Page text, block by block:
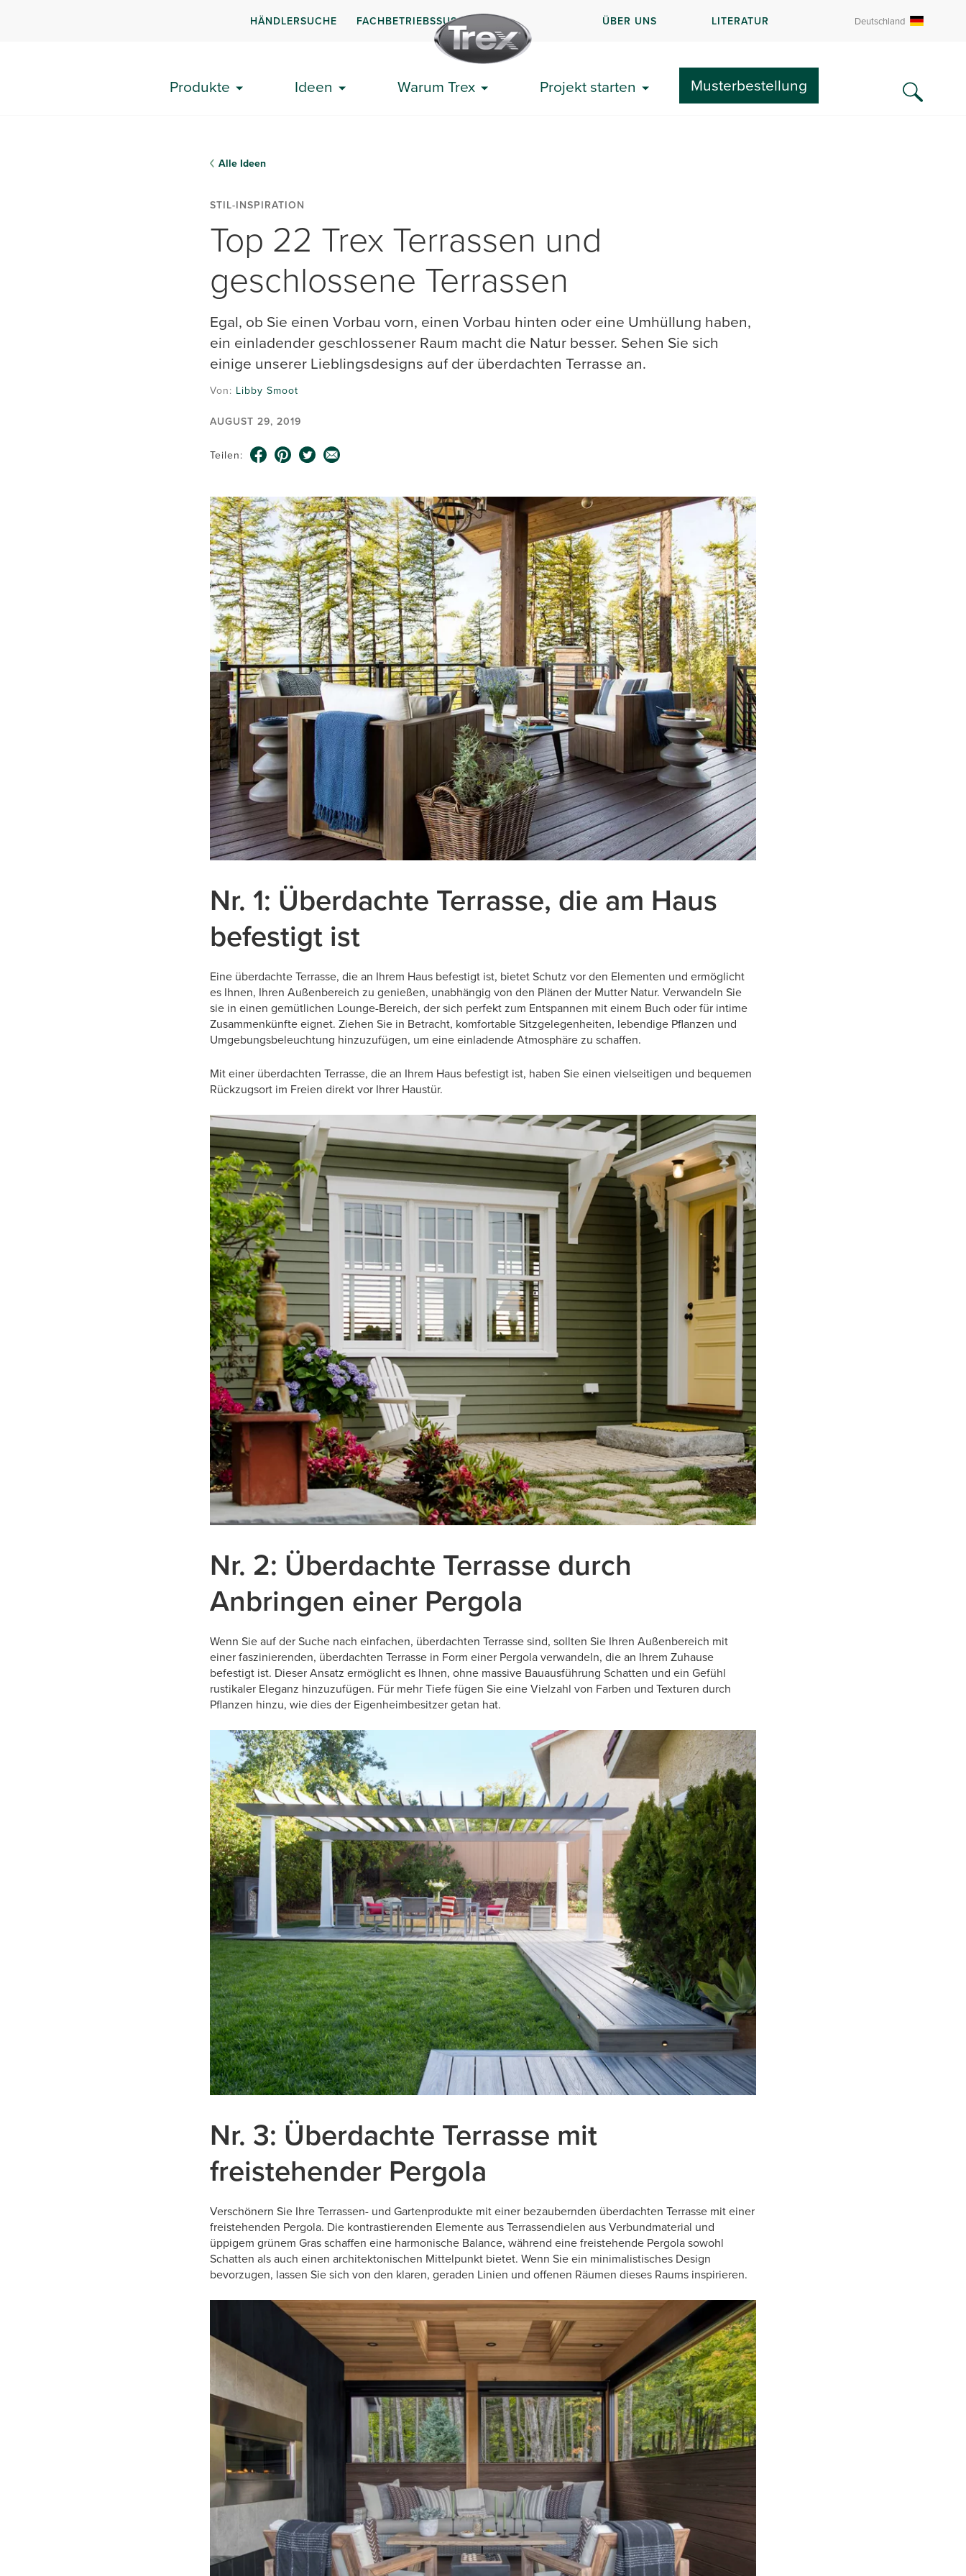
HÄNDLERSUCHE FACHBETRIEBSSUSCHE ÜBER UNS LITERATUR Deutschland
Produkte Ideen Warum Trex Projekt starten Musterbestellung
Alle Ideen
STIL-INSPIRATION
Top 22 Trex Terrassen und
geschlossene Terrassen
Egal, ob Sie einen Vorbau vorn, einen Vorbau hinten oder eine Umhüllung haben,
ein einladender geschlossener Raum macht die Natur besser. Sehen Sie sich
einige unserer Lieblingsdesigns auf der überdachten Terrasse an.
Von: Libby Smoot
AUGUST 29, 2019
Teilen:
Nr. 1: Überdachte Terrasse, die am Haus
befestigt ist
Eine überdachte Terrasse, die an Ihrem Haus befestigt ist, bietet Schutz vor den Elementen und ermöglicht
es Ihnen, Ihren Außenbereich zu genießen, unabhängig von den Plänen der Mutter Natur. Verwandeln Sie
sie in einen gemütlichen Lounge-Bereich, der sich perfekt zum Entspannen mit einem Buch oder für intime
Zusammenkünfte eignet. Ziehen Sie in Betracht, komfortable Sitzgelegenheiten, lebendige Pflanzen und
Umgebungsbeleuchtung hinzuzufügen, um eine einladende Atmosphäre zu schaffen.
Mit einer überdachten Terrasse, die an Ihrem Haus befestigt ist, haben Sie einen vielseitigen und bequemen
Rückzugsort im Freien direkt vor Ihrer Haustür.
Nr. 2: Überdachte Terrasse durch
Anbringen einer Pergola
Wenn Sie auf der Suche nach einfachen, überdachten Terrasse sind, sollten Sie Ihren Außenbereich mit
einer faszinierenden, überdachten Terrasse in Form einer Pergola verwandeln, die an Ihrem Zuhause
befestigt ist. Dieser Ansatz ermöglicht es Ihnen, ohne massive Bauausführung Schatten und ein Gefühl
rustikaler Eleganz hinzuzufügen. Für mehr Tiefe fügen Sie eine Vielzahl von Farben und Texturen durch
Pflanzen hinzu, wie dies der Eigenheimbesitzer getan hat.
Nr. 3: Überdachte Terrasse mit
freistehender Pergola
Verschönern Sie Ihre Terrassen- und Gartenprodukte mit einer bezaubernden überdachten Terrasse mit einer
freistehenden Pergola. Die kontrastierenden Elemente aus Terrassendielen aus Verbundmaterial und
üppigem grünem Gras schaffen eine harmonische Balance, während eine freistehende Pergola sowohl
Schatten als auch einen architektonischen Mittelpunkt bietet. Wenn Sie ein minimalistisches Design
bevorzugen, lassen Sie sich von den klaren, geraden Linien und offenen Räumen dieses Raums inspirieren.